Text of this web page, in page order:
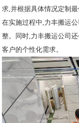
求,并根据具体情况定制最
在实施过程中,力丰搬运
整。同时,力丰搬运公司
客户的个性化需求。